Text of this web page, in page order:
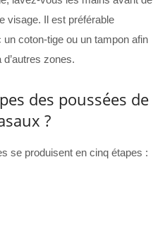
visage. Il est préférable
coton-tige ou un tampon afin
zones.
des poussées de
?
se produisent en cinq étapes :